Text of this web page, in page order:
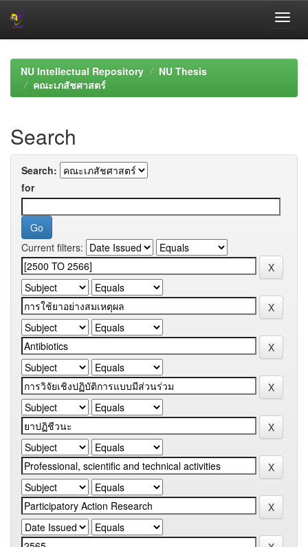
navigationNU Intellectual Repository
NU Thesis
คณะเภสัชศาสตร์
Search
Search:
for
Current filters: